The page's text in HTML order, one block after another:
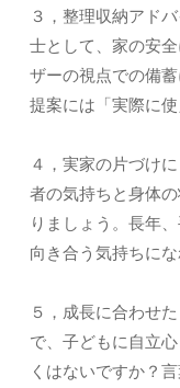
３，整理収納アド
士として、家の安
ザーの視点での備
提案には「実際に
４，実家の片づけ
者の気持ちと身体
りましょう。長年
向き合う気持ちに
５，成長に合わせ
で、子どもに自立
くはないですか？